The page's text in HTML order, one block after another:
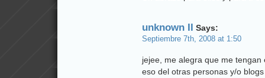
unknown II Says:
Septiembre 7th, 2008 at 1:50
jejee, me alegra que me
eso del otras personas y/o